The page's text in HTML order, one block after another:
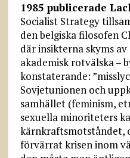
1985 publicerade
Socialist Strategy
den belgiska filosofen
där insikterna skyms
akademisk rotvälska –
konstaterande:
Sovjetunionen och
samhället (feminism,
sexuella minoriteters
kärnkraftsmotståndet,
förvärrat krisen inom